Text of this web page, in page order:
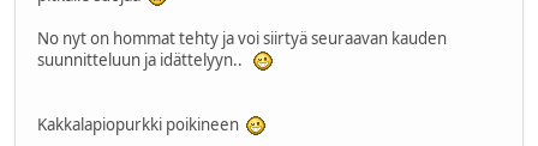
No nyt on hommat tehty ja voi siirtyä seuraavan kauden
suunnitteluun ja idättelyyn..
Kakkalapiopurkki poikineen